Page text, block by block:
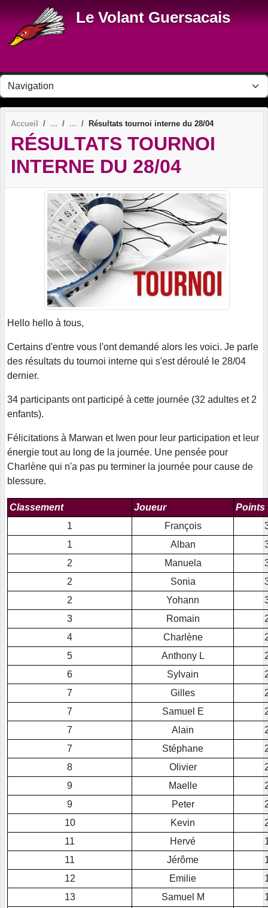
Le Volant Guersacais
Accueil Résultats tournoi interne du 28/04
RÉSULTATS TOURNOI
INTERNE DU 28/04
Hello hello à tous,
Certains d'entre vous l'ont demandé alors les voici. Je parle
des résultats du tournoi interne qui s'est déroulé le 28/04
dernier.
34 participants ont participé à cette journée (32 adultes et 2
enfants).
Félicitations à Marwan et Iwen pour leur participation et leur
énergie tout au long de la journée. Une pensée pour
Charlène qui n'a pas pu terminer la journée pour cause de
blessure.
Classement Joueur
Points
1
François
1
Alban
2
Manuela
2
Sonia
2
Yohann
3
Romain
4
Charlène
5
Anthony L
6
Sylvain
7
Gilles
7
Samuel E
7
Alain
7
Stéphane
8
Olivier
9
Maelle
9
Peter
10
Kevin
11
Hervé
11
Jérôme
12
Emilie
13
Samuel M
Panneau de gestion des cookies